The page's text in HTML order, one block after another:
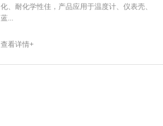
化、耐化学性佳，产品应用于温度计、仪表壳、
蓝...
查看详情+